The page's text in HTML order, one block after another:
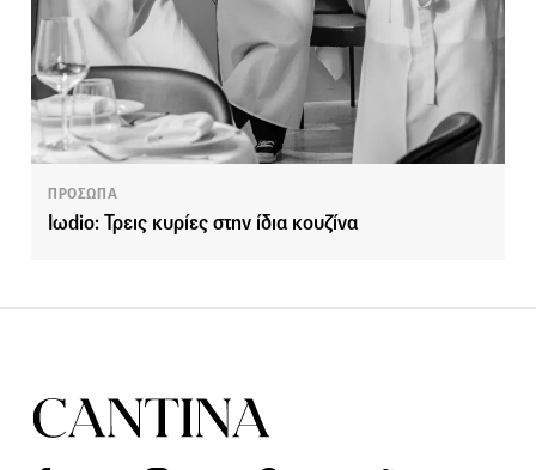
ΠΡΟΣΩΠΑ
Iωdio: Τρεις κυρίες στην ίδια κουζίνα